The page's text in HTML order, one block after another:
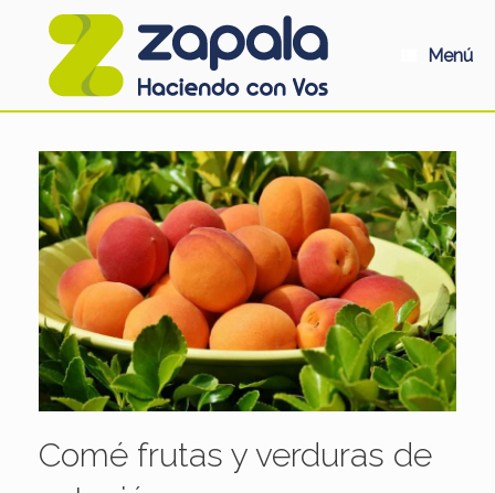
Menú
Comé frutas y verduras de